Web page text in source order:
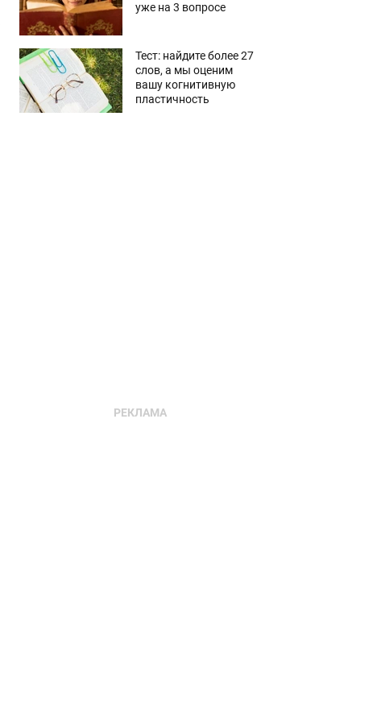
уже на 3 вопросе
Тест: найдите более 27
слов, а мы оценим
вашу когнитивную
пластичность